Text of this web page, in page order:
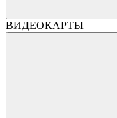
ВИДЕОКАРТЫ